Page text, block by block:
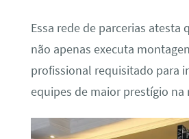
Essa rede de parcerias atesta
não apenas executa
profissional requisitado para
equipes de maior prestígio na